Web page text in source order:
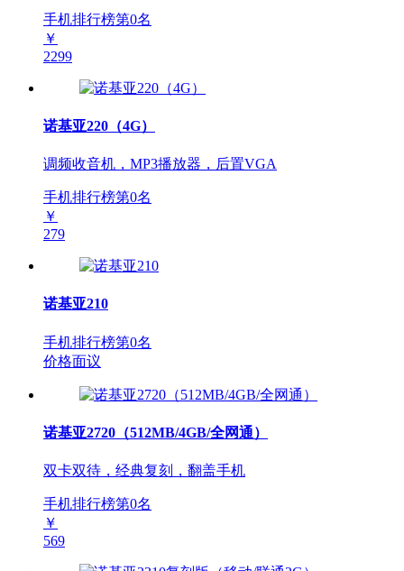
手机排行榜第0名
￥
2299
诺基亚220（4G）
调频收音机，MP3播放器，后置VGA
手机排行榜第0名
￥
279
诺基亚210
手机排行榜第0名
价格面议
诺基亚2720（512MB/4GB/全网通）
双卡双待，经典复刻，翻盖手机
手机排行榜第0名
￥
569